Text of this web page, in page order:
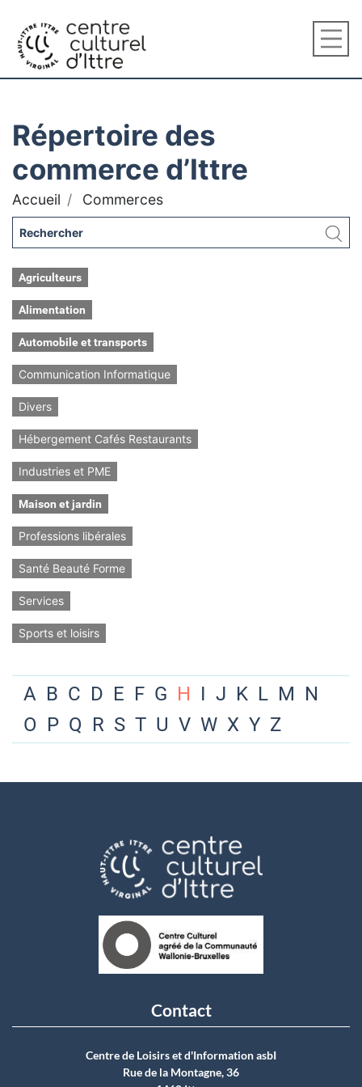
Répertoire des
commerce d’Ittre
Accueil Commerces
Agriculteurs
Alimentation
Automobile et transports
Communication Informatique
Divers
Hébergement Cafés Restaurants
Industries et PME
Maison et jardin
Professions libérales
Santé Beauté Forme
Services
Sports et loisirs
A B C D E F G H I J K L M N
O P Q R S T U V W X Y Z
Contact
Centre de Loisirs et d'Information asbI
Rue de la Montagne, 36